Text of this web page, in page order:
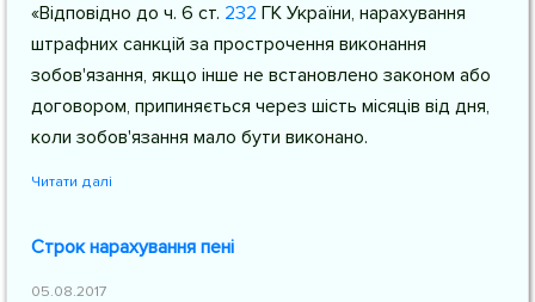
«Відповідно до ч. 6 ст. 232 ГК України, нарахування
штрафних санкцій за прострочення виконання
зобов'язання, якщо інше не встановлено законом або
договором, припиняється через шість місяців від дня,
коли зобов'язання мало бути виконано.
Читати далі
Строк нарахування пені
05.08.2017